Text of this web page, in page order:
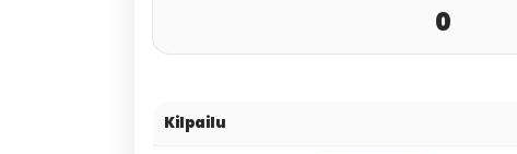
0
Kilpailu